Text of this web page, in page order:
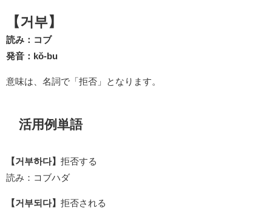
【거부】
読み：コブ
発音：kŏ-bu
意味は、名詞で「拒否」となります。
活用例単語
【거부하다】 拒否する
読み：コブハダ
【거부되다】 拒否される